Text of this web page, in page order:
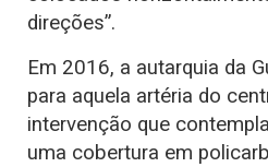
direções”.
Em 2016, a autarquia da
para aquela artéria do
intervenção que
uma cobertura em